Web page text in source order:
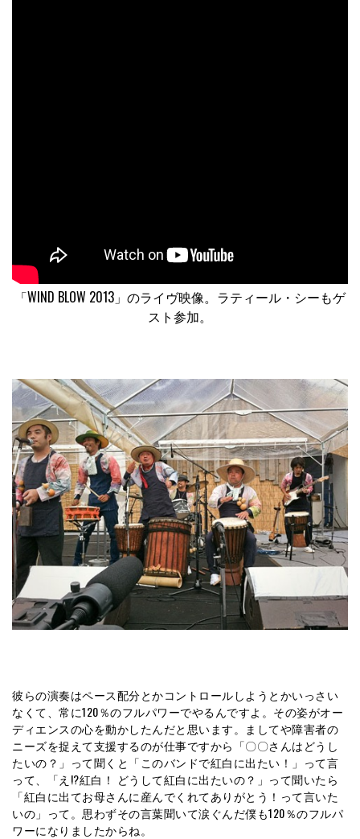
「WIND BLOW 2013」のライヴ映像。ラティール・シーもゲ
スト参加。
彼らの演奏はペース配分とかコントロールしようとかいっさい
なくて、常に120％のフルパワーでやるんですよ。その姿がオー
ディエンスの心を動かしたんだと思います。ましてや障害者の
ニーズを捉えて支援するのが仕事ですから「〇〇さんはどうし
たいの？」って聞くと「このバンドで紅白に出たい！」って言
って、「え!?紅白！ どうして紅白に出たいの？」って聞いたら
「紅白に出てお母さんに産んでくれてありがとう！って言いた
いの」って。思わずその言葉聞いて涙ぐんだ僕も120％のフルパ
ワーになりましたからね。